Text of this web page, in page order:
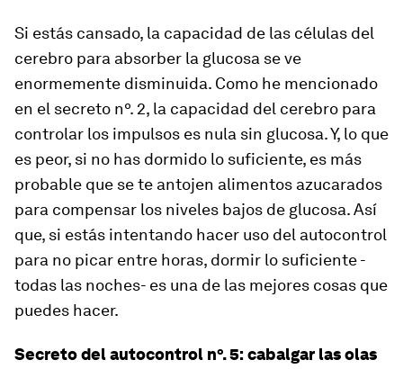
Si estás cansado, la capacidad de las células del
cerebro para absorber la glucosa se ve
enormemente disminuida. Como he mencionado
en el secreto nº. 2, la capacidad del cerebro para
controlar los impulsos es nula sin glucosa. Y, lo que
es peor, si no has dormido lo suficiente, es más
probable que se te antojen alimentos azucarados
para compensar los niveles bajos de glucosa. Así
que, si estás intentando hacer uso del autocontrol
para no picar entre horas, dormir lo suficiente -
todas las noches- es una de las mejores cosas que
puedes hacer.
Secreto del autocontrol nº. 5: cabalgar las olas